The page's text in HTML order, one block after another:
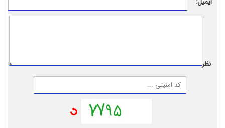
ایمیل:
نظر: